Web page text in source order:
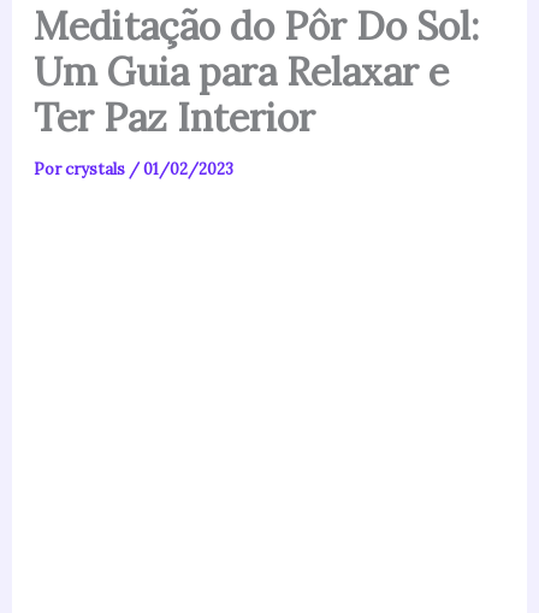
Meditação do Pôr Do Sol:
Um Guia para Relaxar e
Ter Paz Interior
Porcrystals /01/02/2023